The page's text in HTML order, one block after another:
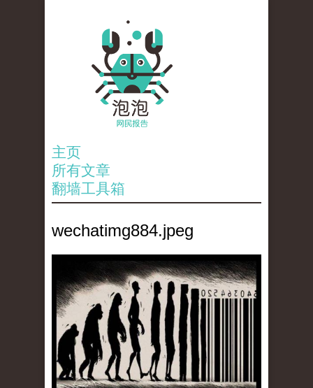
主页
所有文章
翻墙工具箱
wechatimg884.jpeg